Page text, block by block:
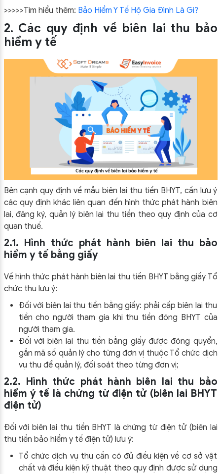
>>>>>Tìm hiểu thêm: Bảo Hiểm Y Tế Hộ Gia Đình Là Gì?
2. Các quy định về biên lai thu bảo
hiểm y tế
Bên cạnh quy định về mẫu biên lai thu tiền BHYT, cần lưu ý
các quy định khác liên quan đến hình thức phát hành biên
lai, đăng ký, quản lý biên lai thu tiền theo quy định của cơ
quan thuế.
2.1. Hình thức phát hành biên lai thu bảo
hiểm y tế bằng giấy
Về hình thức phát hành biên lai thu tiền BHYT bằng giấy Tổ
chức thu lưu ý:
Đối với biên lai thu tiền bằng giấy: phải cấp biên lai thu
tiền cho người tham gia khi thu tiền đóng BHYT của
người tham gia.
Đối với biên lai thu tiền bằng giấy được đóng quyển,
gắn mã số quản lý cho từng đơn vị thuộc Tổ chức dịch
vụ thu để quản lý, đối soát theo từng đơn vị;
2.2. Hình thức phát hành biên lai thu bảo
hiểm ý tế là chứng từ điện tử (biên lai BHYT
điện tử)
Đối với biên lai thu tiền BHYT là chứng từ điện tử (biên lai
thu tiền bảo hiểm y tế điện tử) lưu ý:
Tổ chức dịch vụ thu cần có đủ điều kiện về cơ sở vật
chất và điều kiện kỹ thuật theo quy định được sử dụng